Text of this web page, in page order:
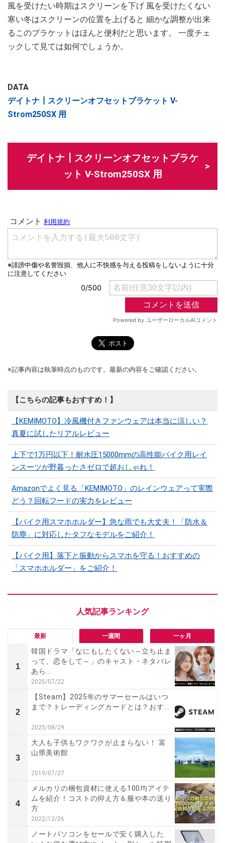
風を受けたい時期はスクリーンを下げ 風を受けたくない
寒い冬はスクリーンの位置を上げると 細かな調整が出来
るこのブラケットはほんと便利だと思います。 一度チェ
ックして見ては如何でしょうか。
DATA
デイトナ┃スクリーンオフセットブラケット V-
Strom250SX 用
デイトナ┃スクリーンオフセットブラケ
ット V-Strom250SX 用
※記事内容は執筆時点のものです。最新の内容をご確認ください。
【こちらの記事もおすすめ！】
【KEMIMOTO】冷風機付きファンウェアは本当に涼しい？
真夏に試したリアルレビュー
上下で1万円以下！耐水圧15000mmの高性能バイク用レイ
ンスーツが野暮ったさゼロで超おしゃれ！
Amazonでよく見る「KEMIMOTO」のレインウェアって実際
どう？回転フードの実力をレビュー
【バイク用スマホホルダー】急な雨でも大丈夫！「防水＆
防塵」に対応したタフなモデルをご紹介！
【バイク用】落下と振動からスマホを守る！おすすめの
「スマホホルダー」をご紹介！
最新 一週間 一ヶ月
1
韓国ドラマ「なにもしたくない～立ち止ま
って、恋をして～」のキャスト・ネタバレ
あら...
2025/07/22
2
【Steam】2025年のサマーセールはいつ
まで？トレーディングカードとは？おす...
2025/08/29
3
大人も子供もワクワクが止まらない！ 富
山県美術館
2019/07/27
4
メルカリの梱包資材に使える100均アイテ
ムを紹介！コストの抑え方＆服や本の送り
方
2022/12/26
ノートパソコンをセールで安く購入した